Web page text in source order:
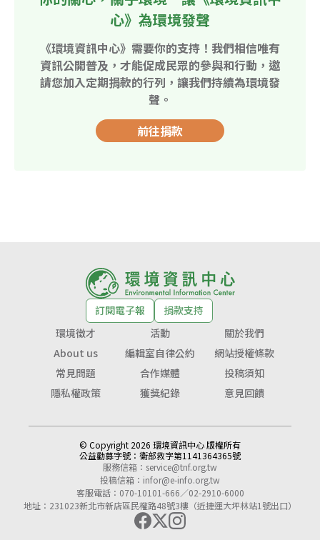
心》為環境發聲
《環境資訊中心》需要你的支持！我們相信唯有
資訊公開普及，才能促成民眾的參與和行動，邀
請您加入定期捐款的行列，讓我們持續為環境發
聲。
前往捐款
訂閱電子報
捐款支持
環境徵才
活動
關於我們
About us
編輯室自律公約
網站授權條款
常見問題
合作媒體
投稿須知
隱私權政策
獲獎紀錄 意見回饋
© Copyright 2026 環境資訊中心 版權所有
公益勸募字號： 衛部救字第1141364365號
服務信箱： service@tnf.org.tw
投稿信箱： infor@e-info.org.tw
客服電話：070-10101-666／02-2910-6000
地址：231023新北市新店區民權路48號3樓（近捷運大坪林站1號出口）